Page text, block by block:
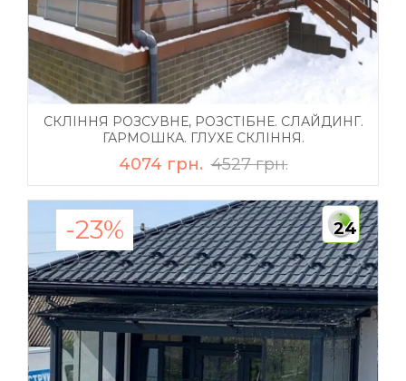
СКЛІННЯ РОЗСУВНЕ, РОЗСТІБНЕ. СЛАЙДИНГ.
ГАРМОШКА. ГЛУХЕ СКЛІННЯ.
4074 грн. 4527 грн.
-23% 24